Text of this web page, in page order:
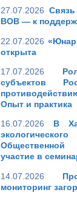
27.07.2026
ВОВ — к
22.07.2026
открыта
17.07.2026
субъектов
Опыт и практика
16.07.2026
В
участие в
14.07.2026
мониторинг